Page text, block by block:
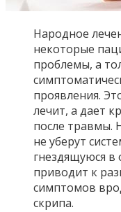
Народное
некоторые
проблемы, а
проявления.
лечит, а дает
после травмы.
не уберут
гнездящуюся в
приводит к
симптомов
скрипа.